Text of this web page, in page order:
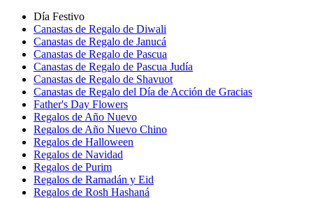
Día Festivo
Canastas de Regalo de Diwali
Canastas de Regalo de Janucá
Canastas de Regalo de Pascua
Canastas de Regalo de Pascua Judía
Canastas de Regalo de Shavuot
Canastas de Regalo del Día de Acción de Gracias
Father's Day Flowers
Regalos de Año Nuevo
Regalos de Año Nuevo Chino
Regalos de Halloween
Regalos de Navidad
Regalos de Purim
Regalos de Ramadán y Eid
Regalos de Rosh Hashaná